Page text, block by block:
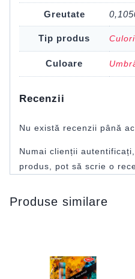
Greutate
Tip produs
Culoare
Recenzii
Nu există recenzii până
Numai clienții
produs, pot să scrie o
Produse similare